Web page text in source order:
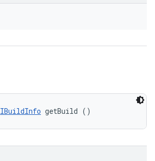
IBuildInfo getBuild ()